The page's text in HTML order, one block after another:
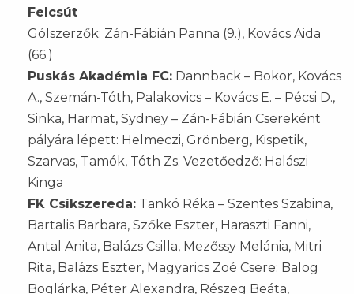
Felcsút
Gólszerzők: Zán-Fábián Panna (9.), Kovács Aida
(66.)
Puskás Akadémia FC: Dannback – Bokor, Kovács
A., Szemán-Tóth, Palakovics – Kovács E. – Pécsi D.,
Sinka, Harmat, Sydney – Zán-Fábián Csereként
pályára lépett: Helmeczi, Grönberg, Kispetik,
Szarvas, Tamók, Tóth Zs. Vezetőedző: Halászi
Kinga
FK Csíkszereda: Tankó Réka – Szentes Szabina,
Bartalis Barbara, Szőke Eszter, Haraszti Fanni,
Antal Anita, Balázs Csilla, Mezőssy Melánia, Mitri
Rita, Balázs Eszter, Magyarics Zoé Csere: Balog
Boglárka, Péter Alexandra, Részeg Beáta,